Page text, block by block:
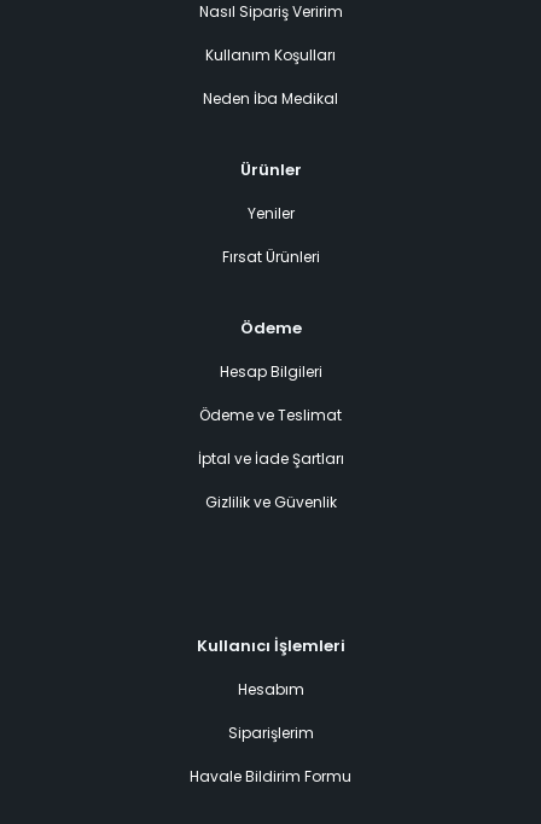
Nasıl Sipariş Veririm
Kullanım Koşulları
Neden İba Medikal
Ürünler
Yeniler
Fırsat Ürünleri
Ödeme
Hesap Bilgileri
Ödeme ve Teslimat
İptal ve İade Şartları
Gizlilik ve Güvenlik
Kullanıcı İşlemleri
Hesabım
Siparişlerim
Havale Bildirim Formu